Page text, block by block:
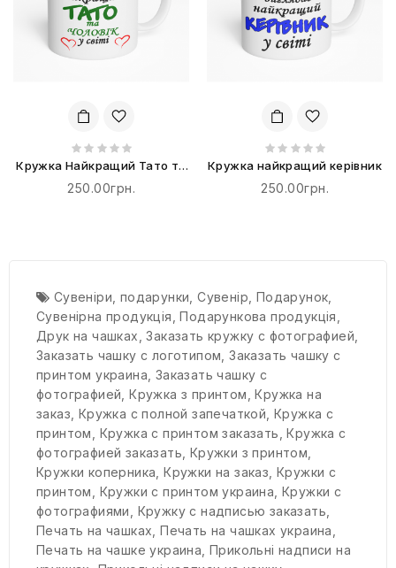
Кружка Найкращий Тато та
Чоловік
250.00грн.
Кружка найкращий керівник
250.00грн.
Сувеніри, подарунки,Сувенір, Подарунок,
Сувенірна продукція,Подарункова продукція,
Друк на чашках,Заказать кружку с фотографией,
Заказать чашку с логотипом,Заказать чашку с
принтом украина, Заказать чашку с
фотографией,Кружка з принтом,Кружка на
заказ, Кружка с полной запечаткой,Кружка с
принтом, Кружка с принтом заказать,Кружка с
фотографией заказать, Кружки з принтом,
Кружки коперника,Кружки на заказ,Кружки с
принтом, Кружки с принтом украина,Кружки с
фотографиями, Кружку с надписью заказать,
Печать на чашках,Печать на чашках украина,
Печать на чашке украина,Прикольні надписи на